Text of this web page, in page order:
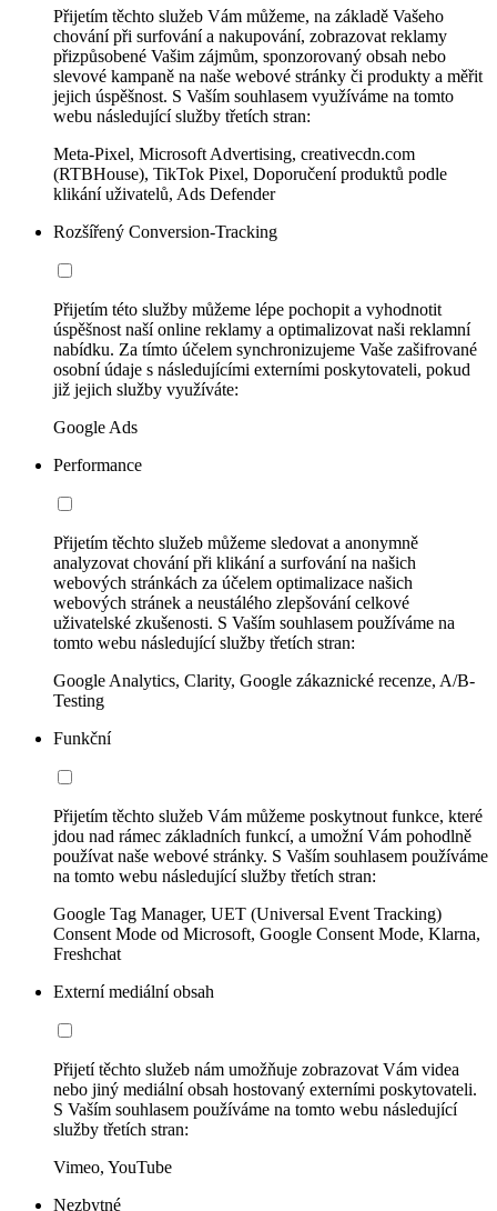
Přijetím těchto služeb Vám můžeme, na základě Vašeho
chování při surfování a nakupování, zobrazovat reklamy
přizpůsobené Vašim zájmům, sponzorovaný obsah nebo
slevové kampaně na naše webové stránky či produkty a měřit
jejich úspěšnost. S Vaším souhlasem využíváme na tomto
webu následující služby třetích stran:
Meta-Pixel, Microsoft Advertising, creativecdn.com
(RTBHouse), TikTok Pixel, Doporučení produktů podle
klikání uživatelů, Ads Defender
Rozšířený Conversion-Tracking
Přijetím této služby můžeme lépe pochopit a vyhodnotit
úspěšnost naší online reklamy a optimalizovat naši reklamní
nabídku. Za tímto účelem synchronizujeme Vaše zašifrované
osobní údaje s následujícími externími poskytovateli, pokud
již jejich služby využíváte:
Google Ads
Performance
Přijetím těchto služeb můžeme sledovat a anonymně
analyzovat chování při klikání a surfování na našich
webových stránkách za účelem optimalizace našich
webových stránek a neustálého zlepšování celkové
uživatelské zkušenosti. S Vaším souhlasem používáme na
tomto webu následující služby třetích stran:
Google Analytics, Clarity, Google zákaznické recenze, A/B-
Testing
Funkční
Přijetím těchto služeb Vám můžeme poskytnout funkce, které
jdou nad rámec základních funkcí, a umožní Vám pohodlně
používat naše webové stránky. S Vaším souhlasem používáme
na tomto webu následující služby třetích stran:
Google Tag Manager, UET (Universal Event Tracking)
Consent Mode od Microsoft, Google Consent Mode, Klarna,
Freshchat
Externí mediální obsah
Přijetí těchto služeb nám umožňuje zobrazovat Vám videa
nebo jiný mediální obsah hostovaný externími poskytovateli.
S Vaším souhlasem používáme na tomto webu následující
služby třetích stran:
Vimeo, YouTube
Nezbytné